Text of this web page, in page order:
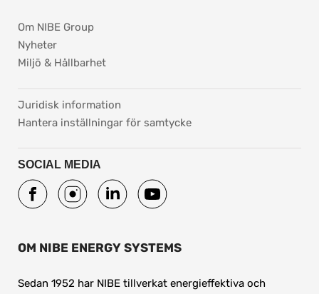
OM NIBE ENERGY SYSTEMS
Sedan 1952 har NIBE tillverkat energieffektiva och
Om NIBE Group
Nyheter
Miljö & Hållbarhet
Juridisk information
Hantera inställningar för samtycke
SOCIAL MEDIA